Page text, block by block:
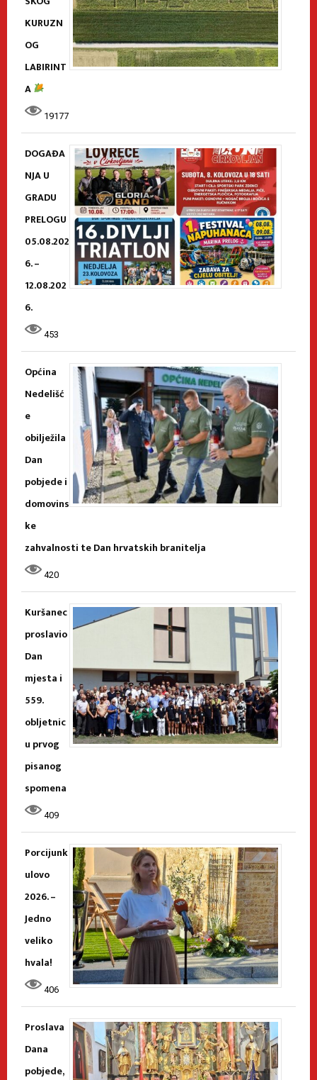
KURUZN
OG
LABIRINT
A
19177
DOGAĐA
NJA U
GRADU
PRELOGU
05.08.202
6. –
12.08.202
6.
453
Općina
Nedelišć
e
obilježila
Dan
pobjede i
domovins
ke
zahvalnosti te Dan hrvatskih branitelja
420
Kuršanec
proslavio
Dan
mjesta i
559.
obljetnic
u prvog
pisanog
spomena
409
Porcijunk
ulovo
2026. –
Jedno
veliko
hvala!
406
Proslava
Dana
pobjede,